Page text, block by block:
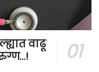
वाढू